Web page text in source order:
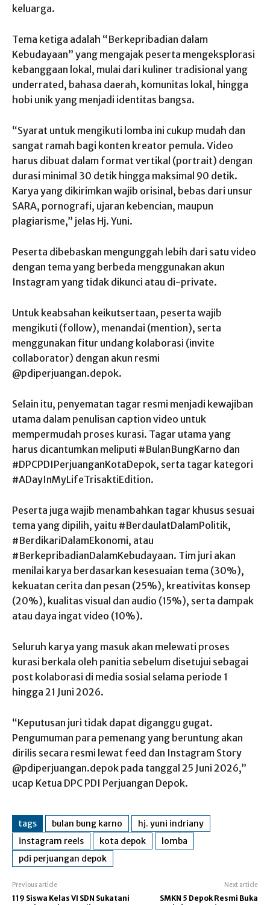
keluarga.
Tema ketiga adalah “Berkepribadian dalam
Kebudayaan” yang mengajak peserta mengeksplorasi
kebanggaan lokal, mulai dari kuliner tradisional yang
underrated, bahasa daerah, komunitas lokal, hingga
hobi unik yang menjadi identitas bangsa.
“Syarat untuk mengikuti lomba ini cukup mudah dan
sangat ramah bagi konten kreator pemula. Video
harus dibuat dalam format vertikal (portrait) dengan
durasi minimal 30 detik hingga maksimal 90 detik.
Karya yang dikirimkan wajib orisinal, bebas dari unsur
SARA, pornografi, ujaran kebencian, maupun
plagiarisme,” jelas Hj. Yuni.
Peserta dibebaskan mengunggah lebih dari satu video
dengan tema yang berbeda menggunakan akun
Instagram yang tidak dikunci atau di-private.
Untuk keabsahan keikutsertaan, peserta wajib
mengikuti (follow), menandai (mention), serta
menggunakan fitur undang kolaborasi (invite
collaborator) dengan akun resmi
@pdiperjuangan.depok.
Selain itu, penyematan tagar resmi menjadi kewajiban
utama dalam penulisan caption video untuk
mempermudah proses kurasi. Tagar utama yang
harus dicantumkan meliputi #BulanBungKarno dan
#DPCPDIPerjuanganKotaDepok, serta tagar kategori
#ADayInMyLifeTrisaktiEdition.
Peserta juga wajib menambahkan tagar khusus sesuai
tema yang dipilih, yaitu #BerdaulatDalamPolitik,
#BerdikariDalamEkonomi, atau
#BerkepribadianDalamKebudayaan. Tim juri akan
menilai karya berdasarkan kesesuaian tema (30%),
kekuatan cerita dan pesan (25%), kreativitas konsep
(20%), kualitas visual dan audio (15%), serta dampak
atau daya ingat video (10%).
Seluruh karya yang masuk akan melewati proses
kurasi berkala oleh panitia sebelum disetujui sebagai
post kolaborasi di media sosial selama periode 1
hingga 21 Juni 2026.
“Keputusan juri tidak dapat diganggu gugat.
Pengumuman para pemenang yang beruntung akan
dirilis secara resmi lewat feed dan Instagram Story
@pdiperjuangan.depok pada tanggal 25 Juni 2026,”
ucap Ketua DPC PDI Perjuangan Depok.
tags bulan bung karno
hj. yuni indriany
instagram reels
kota depok
lomba
pdi perjuangan depok
Previous article
119 Siswa Kelas VI SDN Sukatani
Next article
SMKN 5 Depok Resmi Buka